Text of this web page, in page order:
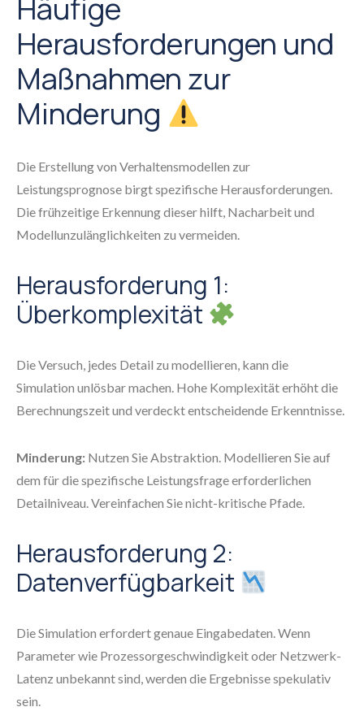
Häufige
Herausforderungen und
Maßnahmen zur
Minderung
Die Erstellung von Verhaltensmodellen zur
Leistungsprognose birgt spezifische Herausforderungen.
Die frühzeitige Erkennung dieser hilft, Nacharbeit und
Modellunzulänglichkeiten zu vermeiden.
Herausforderung 1:
Überkomplexität
Die Versuch, jedes Detail zu modellieren, kann die
Simulation unlösbar machen. Hohe Komplexität erhöht die
Berechnungszeit und verdeckt entscheidende Erkenntnisse.
Minderung: Nutzen Sie Abstraktion. Modellieren Sie auf
dem für die spezifische Leistungsfrage erforderlichen
Detailniveau. Vereinfachen Sie nicht-kritische Pfade.
Herausforderung 2:
Datenverfügbarkeit
Die Simulation erfordert genaue Eingabedaten. Wenn
Parameter wie Prozessorgeschwindigkeit oder Netzwerk-
Latenz unbekannt sind, werden die Ergebnisse spekulativ
sein.